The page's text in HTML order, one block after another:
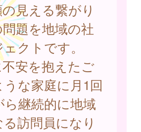
見える繋がり
題を地域の社
クトです。
安を抱えたご
な家庭に月1回
継続的に地域
訪問員になり